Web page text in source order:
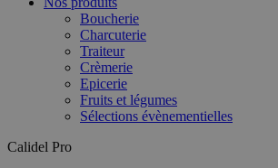
Boucherie
Charcuterie
Traiteur
Crèmerie
Epicerie
Fruits et légumes
Sélections évènementielles
Calidel Pro